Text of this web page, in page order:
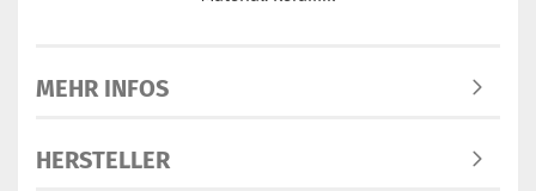
MEHR INFOS
HERSTELLER